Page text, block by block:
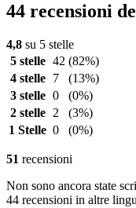
44 recensioni
4,8 su 5 stelle
5 stelle 42 (82%)
4 stelle
7
(13%)
3 stelle 0
(0%)
2 stelle
2
(3%)
1 Stelle 0 (0%)
51 recensioni
Non sono ancora state
44 recensioni in altre